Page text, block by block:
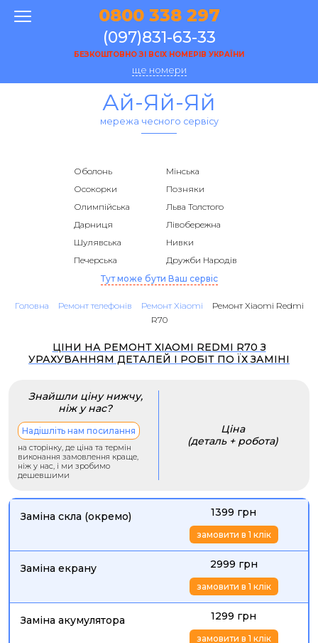
0800 338 297
(097)831-63-33
БЕЗКОШТОВНО ЗІ ВСІХ НОМЕРІВ УКРАЇНИ
ще номери
Ай-Яй-Яй
мережа чесного сервісу
Оболонь
Мінська
Осокорки
Позняки
Олимпійська
Льва Толстого
Дарниця
Лівобережна
Шулявська
Нивки
Печерська
Дружби Народів
Тут може бути Ваш сервіс
Головна Ремонт телефонів Ремонт Xiaomi
Ремонт Xiaomi Redmi
R70
ЦІНИ НА РЕМОНТ XIAOMI REDMI R70 З
УРАХУВАННЯМ ДЕТАЛЕЙ І РОБІТ ПО ЇХ ЗАМІНІ
Знайшли ціну нижчу,
ніж у нас?
Надішліть нам посилання
на сторінку, де ціна та термін
виконання замовлення краще,
ніж у нас, і ми зробимо
дешевшими
Ціна
(деталь + робота)
Заміна скла (окремо) 1399 грн
замовити в 1 клік
Заміна екрану 2999 грн
замовити в 1 клік
Заміна акумулятора 1299 грн
замовити в 1 клік